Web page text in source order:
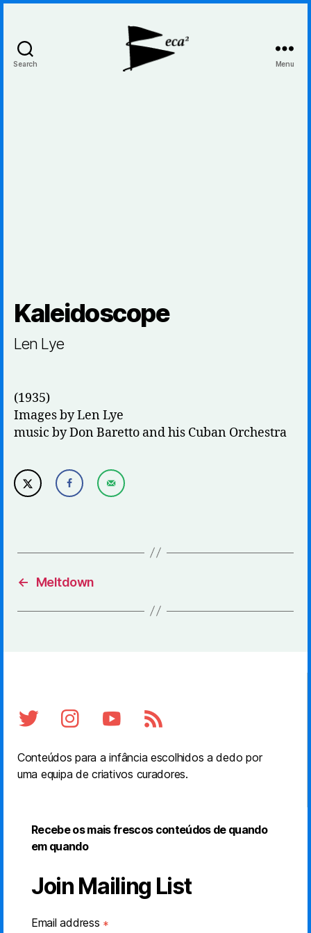
Search Menu
Kaleidoscope
Len Lye
(1935)
Images by Len Lye
music by Don Baretto and his Cuban Orchestra
← Meltdown
Conteúdos para a infância escolhidos a dedo por
uma equipa de criativos curadores.
Recebe os mais frescos conteúdos de quando
em quando
Join Mailing List
Email address *